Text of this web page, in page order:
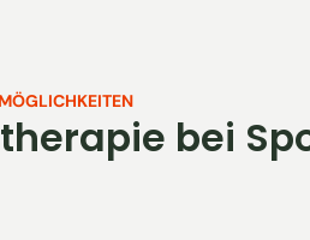
bei